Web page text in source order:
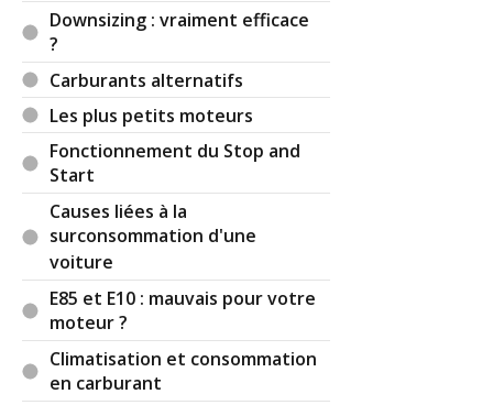
Downsizing : vraiment efficace
?
Carburants alternatifs
Les plus petits moteurs
Fonctionnement du Stop and
Start
Causes liées à la
surconsommation d'une
voiture
E85 et E10 : mauvais pour votre
moteur ?
Climatisation et consommation
en carburant